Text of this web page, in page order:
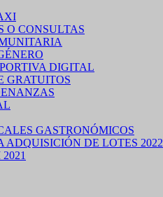
O CONSULTAS
DIGITAL
GRATUITOS
GASTRONÓMICOS
ADQUISICIÓN DE LOTES 2022